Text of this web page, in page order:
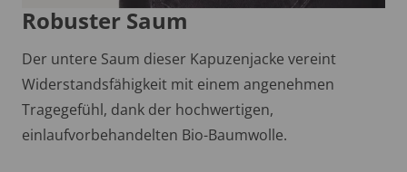
Robuster Saum
Der untere Saum dieser Kapuzenjacke vereint
Widerstandsfähigkeit mit einem angenehmen
Tragegefühl, dank der hochwertigen,
einlaufvorbehandelten Bio-Baumwolle.